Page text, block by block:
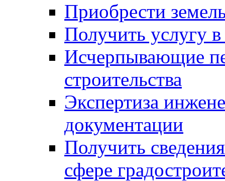
Приобрести
Получить услугу в
Исчерпывающие
строительства
Экспертиза
документации
Получить
сфере